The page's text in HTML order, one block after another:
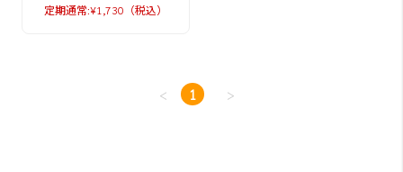
定期通常:¥1,730（税込）
< 1 >